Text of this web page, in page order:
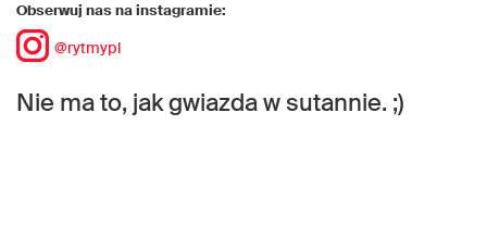
Obserwuj nas na instagramie:
@rytmypl
Nie ma to, jak gwiazda w sutannie. ;)